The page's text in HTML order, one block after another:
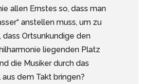
allen Ernstes so, dass man
anstellen muss, um zu
dass Ortsunkundige den
liegenden Platz
die Musiker durch das
dem Takt bringen?